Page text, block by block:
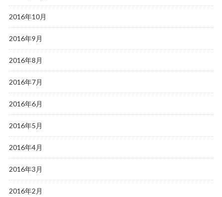
2016年10月
2016年9月
2016年8月
2016年7月
2016年6月
2016年5月
2016年4月
2016年3月
2016年2月